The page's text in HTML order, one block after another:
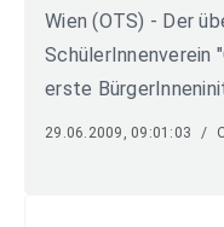
Wien (OTS) - Der
SchülerInnenverein
erste
29.06.2009, 09:01:03 /